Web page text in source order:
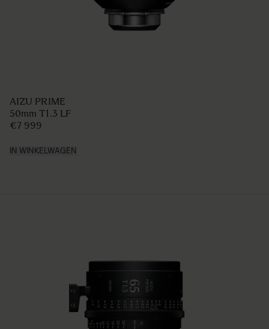
AIZU PRIME
50mm T1.3 LF
€7 999
IN WINKELWAGEN